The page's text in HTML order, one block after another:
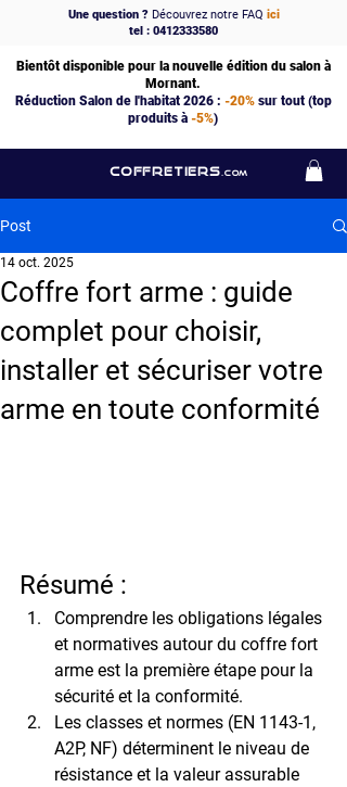
COFFRETIERS .COM
Une question ?Découvrez notre FAQ ici
tel : 0412333580
Bientôt disponible pour la nouvelle édition du salon à
Mornant.
Réduction Salon de l'habitat 2026 : -20%sur tout (top
produits à -5%)
Post
Coffre fort arme : guide
complet pour choisir,
installer et sécuriser votre
arme en toute conformité
14 oct. 2025
Résumé :
Comprendre les obligations légales
et normatives autour du coffre fort
arme est la première étape pour la
sécurité et la conformité.
Les classes et normes (EN 1143-1,
A2P, NF) déterminent le niveau de
résistance et la valeur assurable